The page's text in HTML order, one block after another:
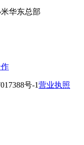
华东总部
号-1营业执照